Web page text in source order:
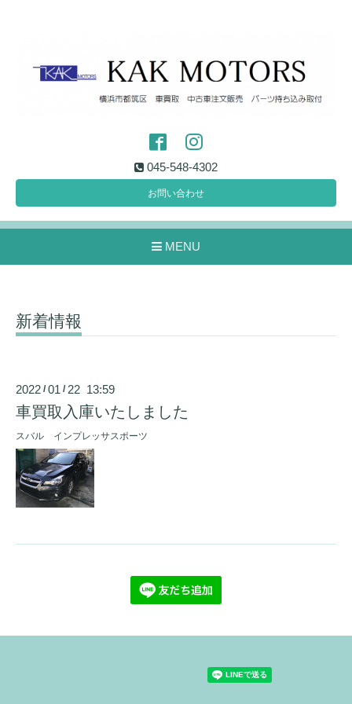
045-548-4302
お問い合わせ
MENU
新着情報
2022 /01 / 22 13:59
車買取入庫いたしました
スバル インプレッサスポーツ